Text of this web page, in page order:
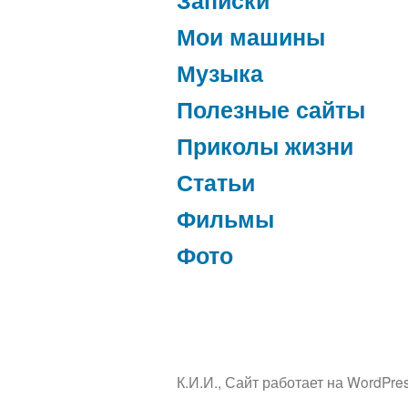
Мои машины
Музыка
Полезные сайты
Приколы жизни
Статьи
Фильмы
Фото
К.И.И., Сайт работает на